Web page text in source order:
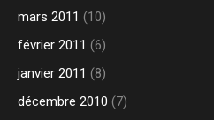
mars 2011 (10)
février 2011 (6)
janvier 2011 (8)
décembre 2010 (7)